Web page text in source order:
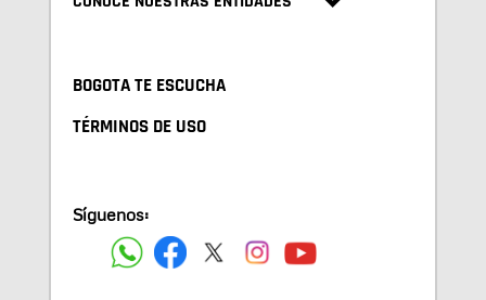
BOGOTA TE ESCUCHA
TÉRMINOS DE USO
Síguenos: